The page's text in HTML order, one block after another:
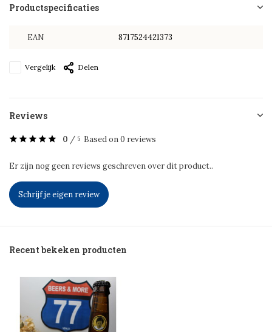
Productspecificaties
EAN 8717524421373
Vergelijk Delen
Reviews
0 / 5 Based on 0 reviews
Er zijn nog geen reviews geschreven over dit product..
Schrijf je eigen review
Recent bekeken producten